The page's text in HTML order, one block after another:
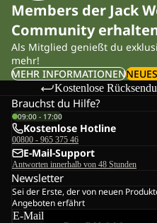
Members der Jack
Community
Als Mitglied genießt du
mehr!
MEHR INFORMATIONEN
Kostenlose
Brauchst du Hilfe?
09:00 - 17:00
Kostenlose Hotline
00800 - 965 375 46
E-Mail-Support
Antworten innerhalb von 48 Stunden
Newsletter
Sei der Erste, der von neuen
Angeboten erfährt
E-Mail